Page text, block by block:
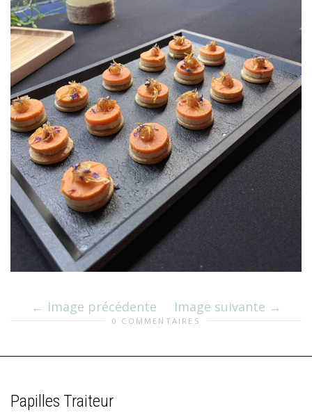
Image précédente Image suivante
0 COMMENTAIRES
Papilles Traiteur